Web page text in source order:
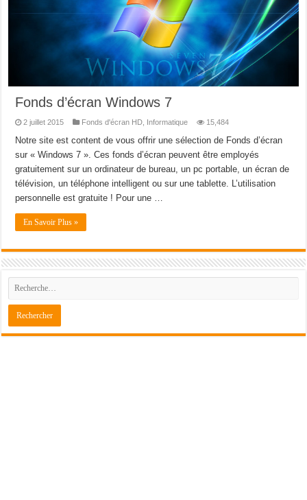
Fonds d’écran Windows 7
2 juillet 2015 Fonds d'écran HD Informatique 15,484
Notre site est content de vous offrir une sélection de Fonds d’écran
sur « Windows 7 ». Ces fonds d’écran peuvent être employés
gratuitement sur un ordinateur de bureau, un pc portable, un écran de
télévision, un téléphone intelligent ou sur une tablette. L’utilisation
personnelle est gratuite ! Pour une …
En Savoir Plus »